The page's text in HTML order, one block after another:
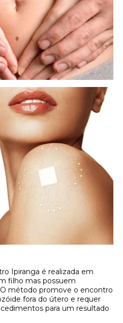
Ipiranga é realizada em
filho mas possuem
método promove o encontro
fora do útero e requer
para um resultado